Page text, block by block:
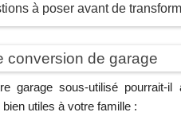
à poser avant de
conversion de garage
garage sous-utilisé pourrait-
utiles à votre famille :